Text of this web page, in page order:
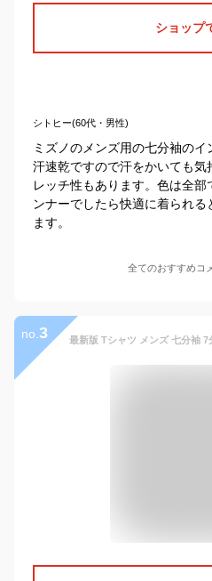
ショップ
シトヒー(60代・男性)
ミズノのメンズ用の七分袖の
汗速乾ですので汗をかいても気
レッチ性もあります。色は全
ンナーでしたら快適に着られ
ます。
全てのおすすめコ
no. 3